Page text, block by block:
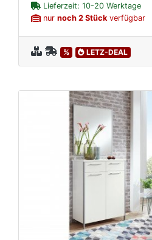
Lieferzeit: 10-20 Werktage
nur noch 2 Stück verfügbar
% LETZ-DEAL